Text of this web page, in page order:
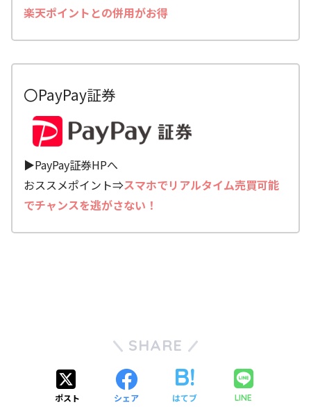
楽天ポイントとの併用がお得
〇PayPay証券
▶PayPay証券HPへ
おススメポイント⇒スマホでリアルタイム売買可能
でチャンスを逃がさない！
SHARE
ポスト シェア はてブ LINE